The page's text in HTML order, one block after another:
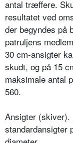
antal træffere.
resultatet ved
der begyndes på
patruljens
30 cm-ansigter
skudt, og på 15
maksimale antal
560.
Ansigter
standardansigter